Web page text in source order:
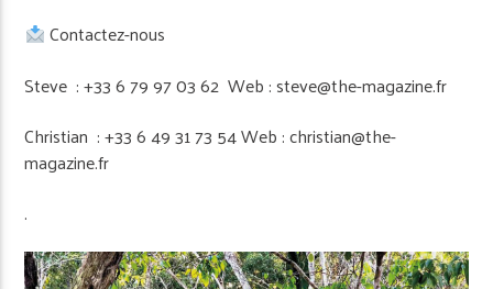
Contactez-nous
Steve : +33 6 79 97 03 62 Web : steve@the-magazine.fr
Christian : +33 6 49 31 73 54 Web : christian@the-
magazine.fr
.